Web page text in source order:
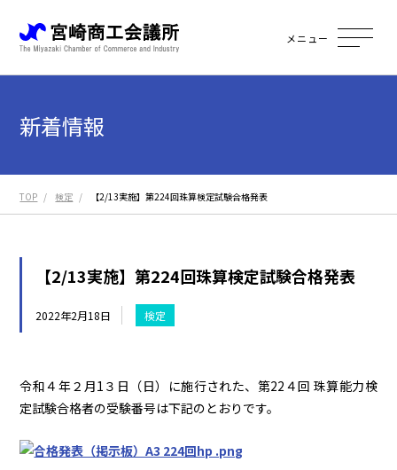
メニュー
新着情報
TOP 検定 【2/13実施】第224回珠算検定試験合格発表
【2/13実施】第224回珠算検定試験合格発表
2022年2月18日 検定
令和４年２月1３日（日）に施行された、第22４回 珠算能力検
定試験合格者の受験番号は下記のとおりです。